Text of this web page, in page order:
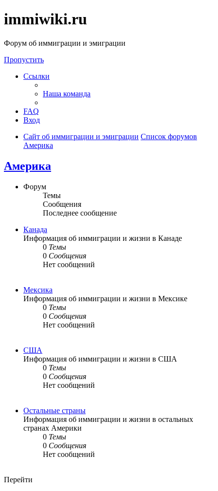
immiwiki.ru
Форум об иммиграции и эмиграции
Пропустить
Ссылки
Наша команда
FAQ
Вход
Сайт об иммиграции и эмиграции Список форумов
Америка
Америка
Форум
Темы
Сообщения
Последнее сообщение
Канада
Информация об иммиграции и жизни в Канаде
0 Темы
0 Сообщения
Нет сообщений
Мексика
Информация об иммиграции и жизни в Мексике
0 Темы
0 Сообщения
Нет сообщений
США
Информация об иммиграции и жизни в США
0 Темы
0 Сообщения
Нет сообщений
Остальные страны
Информация об иммиграции и жизни в остальных
странах Америки
0 Темы
0 Сообщения
Нет сообщений
Перейти